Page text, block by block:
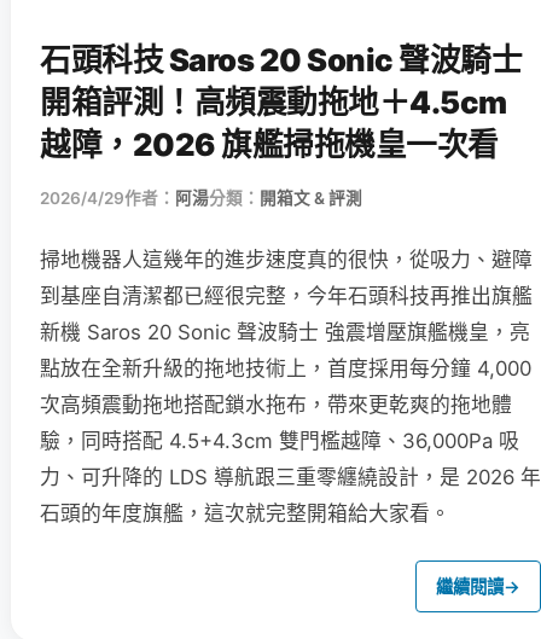
石頭科技 Saros 20 Sonic 聲波騎士
開箱評測！高頻震動拖地＋4.5cm
越障，2026 旗艦掃拖機皇一次看
2026/4/29作者： 阿湯分類： 開箱文 & 評測
掃地機器人這幾年的進步速度真的很快，從吸力、避障
到基座自清潔都已經很完整，今年石頭科技再推出旗艦
新機 Saros 20 Sonic 聲波騎士 強震增壓旗艦機皇，亮
點放在全新升級的拖地技術上，首度採用每分鐘 4,000
次高頻震動拖地搭配鎖水拖布，帶來更乾爽的拖地體
驗，同時搭配 4.5+4.3cm 雙門檻越障、36,000Pa 吸
力、可升降的 LDS 導航跟三重零纏繞設計，是 2026 年
石頭的年度旗艦，這次就完整開箱給大家看。
繼續閱讀→